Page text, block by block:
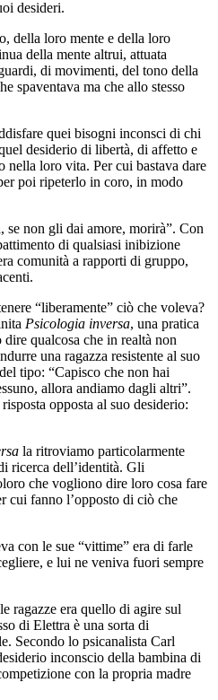
desideri.
della loro mente e della loro
della mente altrui, attuata
di movimenti, del tono della
spaventava ma che allo stesso
quei bisogni inconsci di chi
desiderio di libertà, di affetto e
nella loro vita. Per cui bastava dare
poi ripeterlo in coro, in modo
se non gli dai amore, morirà”. Con
di qualsiasi inibizione
comunità a rapporti di gruppo,
“liberamente” ciò che voleva?
Psicologia inversa, una pratica
qualcosa che in realtà non
una ragazza resistente al suo
tipo: “Capisco che non hai
allora andiamo dagli altri”.
opposta al suo desiderio:
la ritroviamo particolarmente
ricerca dell’identità. Gli
che vogliono dire loro cosa fare
cui fanno l’opposto di ciò che
con le sue “vittime” era di farle
e lui ne veniva fuori sempre
ragazze era quello di agire sul
di Elettra è una sorta di
Secondo lo psicanalista Carl
inconscio della bambina di
con la propria madre